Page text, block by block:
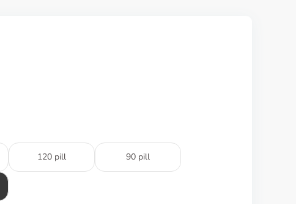
120 pill 90 pill